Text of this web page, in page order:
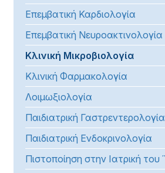
Επεμβατική Καρδιολογία
Επεμβατική Νευροακτινολογία
Κλινική Μικροβιολογία
Κλινική Φαρμακολογία
Λοιμωξιολογία
Παιδιατρική Γαστρεντερολογία
Παιδιατρική Ενδοκρινολογία
Πιστοποίηση στην Ιατρική